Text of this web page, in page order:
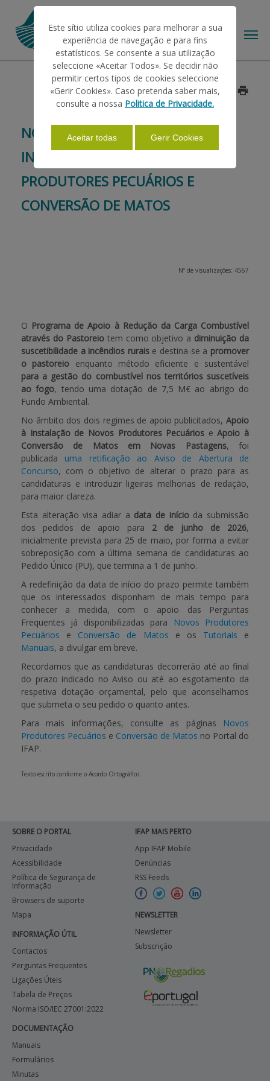
AJUDAS/APOIOS
INFORMAÇÕES
ESTATÍSTICAS
Entrar / Registar
NOVO PRAZO – APOIOS À
INSTALAÇÃO DE NOVOS
PRODUTORES PECUÁRIOS E
CONVERSÃO DE MATOS
Data: 2026/05/22
Nº de visualizações: 4567
O Programa de Apoio à Redução da Carga Combustível
através do Pastoreiotem como objetivo a diminuição da
suscetibilidade a incêndios ruraise destina-se a promover
o pastoreio enquanto método eficiente e sustentável
para a gestão do combustível nos territórios suscetíveis
ao fogo, tendo uma dotação de 7,5 M€ ao abrigo do
Fundo Ambiental.
No âmbito dos dois regimes de apoio publicitados, Apoio
à Instalação de Novos Produtores Pecuários eApoio à
Conversão de Matos em Novas Pastagens, foi
publicada uma retificação ao Aviso de Abertura de
Concurso, com o objetivo de alterar o prazo para as
candidaturas e introduzir ligeiras melhorias de redação,
para maior clareza.
Esta alteração visa adiar a data de inícioda submissão
dos pedidos de apoio para 2 de junho de 2026,
inicialmente prevista para 25 de maio, por forma a evitar
sobreposição com a última semana de candidaturas ao
Pedido Único (PU), que termina a 1 de junho.
A redefinição da data de início do prazo permite também
que os interessados disponham de mais tempo para
conhecer a medida, com o apoio das Perguntas
Frequentes já disponibilizadas para
Novos Produtores
Pecuários e Conversão de Matos e os Tutoriais e
Manuais, a divulgar em breve.
Recordamos que as candidaturas decorrerão até ao final
do prazo indicado no Aviso ou até ao esgotamento da
respetiva dotação orçamental, pelo que aconselhamos
que submeta o seu pedido o quanto antes.
Para mais informações, consulte as páginas
Novos
Produtores Pecuários e Conversão de Matos no Portal do
IFAP.
Texto escrito conforme o Acordo Ortográfico.
SOBRE O PORTAL
Privacidade
Acessibilidade
Política de Segurança de
Informação
Browsers de suporte
Mapa
INFORMAÇÃO ÚTIL
Contactos
Perguntas Frequentes
Ligações Úteis
Tabela de Preços
Norma ISO/IEC 27001:2022
DOCUMENTAÇÃO
Manuais
Formulários
Minutas
IFAP MAIS PERTO
App IFAP Mobile
Denúncias
RSS Feeds
NEWSLETTER
Newsletter
Subscrição
Este sítio utiliza cookies para melhorar a sua
experiência de navegação e para fins
estatísticos. Se consente a sua utilização
seleccione «Aceitar Todos». Se decidir não
permitir certos tipos de cookies seleccione
«Gerir Cookies». Caso pretenda saber mais,
consulte a nossa Politica de Privacidade.
Aceitar todas Gerir Cookies